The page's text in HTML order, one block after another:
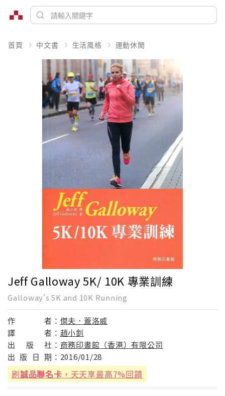
首頁 中文書 生活風格 運動休閒
Jeff Galloway 5K/ 10K 專業訓練
Galloway's 5K and 10K Running
作 者： 傑夫．蓋洛威
譯
者： 趙小釗
出
版 社： 商務印書館（香港）有限公司
出 版 日 期： 2016/01/28
刷誠品聯名卡 ，天天享最高7%回饋